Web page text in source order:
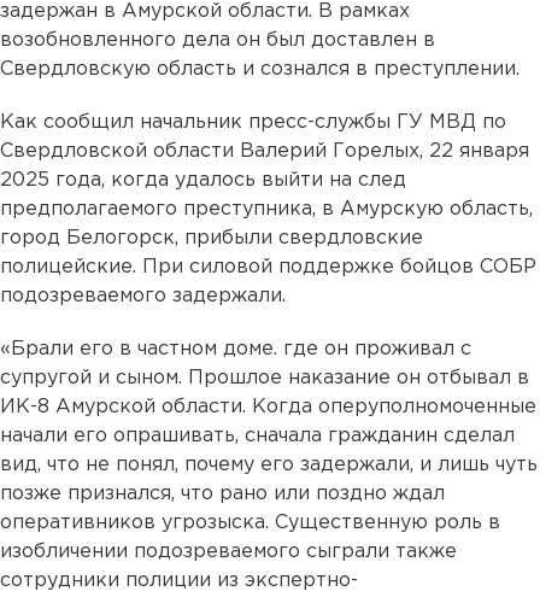
задержан в Амурской области. В рамках
возобновленного дела он был доставлен в
Свердловскую область и сознался в преступлении.
Как сообщил начальник пресс-службы ГУ МВД по
Свердловской области Валерий Горелых, 22 января
2025 года, когда удалось выйти на след
предполагаемого преступника, в Амурскую область,
город Белогорск, прибыли свердловские
полицейские. При силовой поддержке бойцов СОБР
подозреваемого задержали.
«Брали его в частном доме. где он проживал с
супругой и сыном. Прошлое наказание он отбывал в
ИК-8 Амурской области. Когда оперуполномоченные
начали его опрашивать, сначала гражданин сделал
вид, что не понял, почему его задержали, и лишь чуть
позже признался, что рано или поздно ждал
оперативников угрозыска. Существенную роль в
изобличении подозреваемого сыграли также
сотрудники полиции из экспертно-